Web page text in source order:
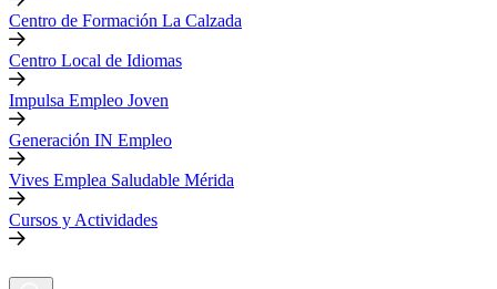
Centro de Formación La Calzada
Centro Local de Idiomas
Impulsa Empleo Joven
Generación IN Empleo
Vives Emplea Saludable Mérida
Cursos y Actividades